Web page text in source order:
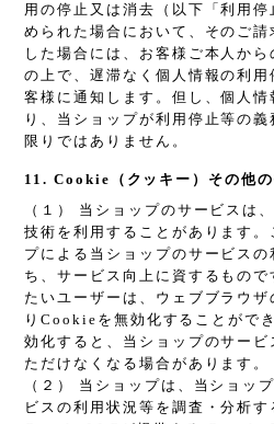
用の停止又は消去（以下「利用
められた場合において、そのご
した場合には、お客様ご本人か
の上で、遅滞なく個人情報の利
客様に通知します。但し、個人情
り、当ショップが利用停止等の
限りではありません。
11. Cookie（クッキー）その他の
（１） 当ショップのサービスは
技術を利用することがあります
プによる当ショップのサービス
ち、サービス向上に資するもの
たいユーザーは、ウェブブラウザ
りCookieを無効化することがで
効化すると、当ショップのサー
ただけなくなる場合があります。
（２） 当ショップは、当ショッ
ビスの利用状況等を調査・分析